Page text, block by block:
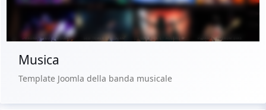
Musica
Template Joomla della banda musicale